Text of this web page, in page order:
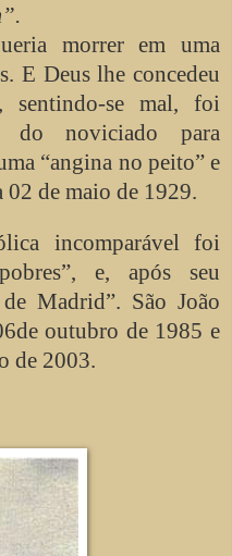
morrer em uma
E Deus lhe concedeu
sentindo-se mal, foi
do noviciado para
“angina no peito” e
02 de maio de 1929.
incomparável foi
e, após seu
Madrid”. São João
outubro de 1985 e
de 2003.